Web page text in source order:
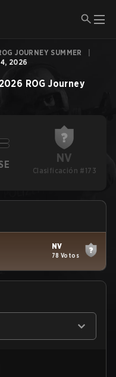
JOURNEY SUMMER
2026
2026 ROG Journey
NV
Clasificación #173
NV
78 Votos